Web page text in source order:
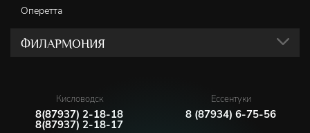
Оперетта
ФИЛАРМОНИЯ
Кисловодск
8(87937) 2-18-18
8(87937) 2-18-17
Ессентуки
8 (87934) 6-75-56